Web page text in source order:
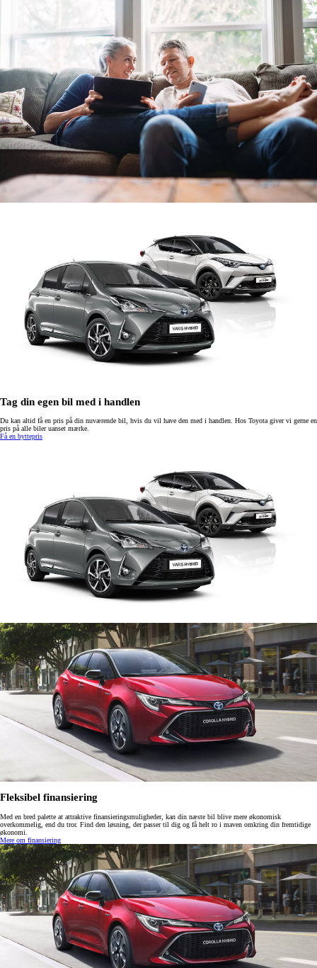
Tag din egen bil med i handlen
Du kan altid få en pris på din nuværende bil, hvis du vil have den med i handlen. Hos Toyota giver vi gerne en
pris på alle biler uanset mærke.
Få en byttepris
Fleksibel finansiering
Med en bred palette at attraktive finansieringsmuligheder, kan din næste bil blive mere økonomisk
overkommelig, end du tror. Find den løsning, der passer til dig og få helt ro i maven omkring din fremtidige
økonomi.
Mere om finansiering